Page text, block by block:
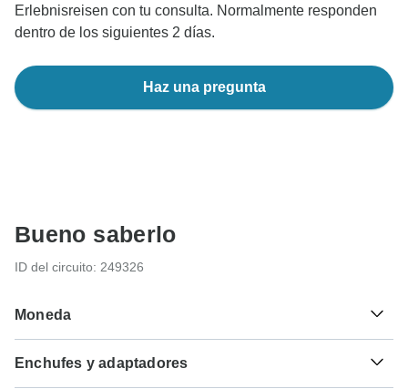
Erlebnisreisen con tu consulta. Normalmente responden
dentro de los siguientes 2 días.
Haz una pregunta
Bueno saberlo
ID del circuito: 249326
Moneda
Corona Noruega
Enchufes y adaptadores